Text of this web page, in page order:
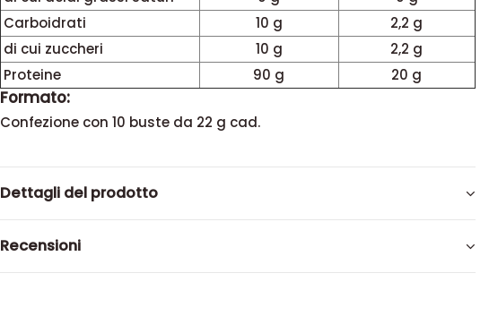
Carboidrati
10 g
2,2 g
di cui zuccheri
10 g
2,2 g
Proteine
90 g 20 g
Formato:
Confezione con 10 buste da 22 g cad.
Dettagli del prodotto
Recensioni